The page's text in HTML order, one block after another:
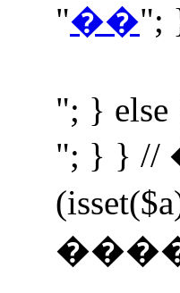
"��";
"; } else
"; } }
�����